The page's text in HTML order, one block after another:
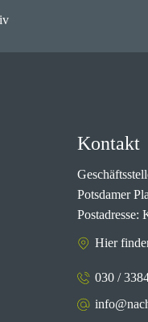
Kontakt
Potsdamer
Postadresse:
Hier
030 /